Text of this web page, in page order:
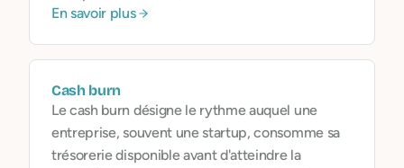
stratégique pour attirer des partenaires, obtenir
réglementaires.
En savoir plus
Cash burn
Le cash burn désigne le rythme auquel une
entreprise, souvent une startup, consomme sa
trésorerie disponible avant d'atteindre la